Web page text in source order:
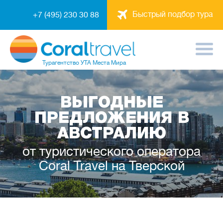
Быстрый подбор тура
+7 (495) 230 30 88
Турагентство УТА Места Мира
ВЫГОДНЫЕ
ПРЕДЛОЖЕНИЯ В
АВСТРАЛИЮ
от туристического оператора
Coral Travel на Тверской